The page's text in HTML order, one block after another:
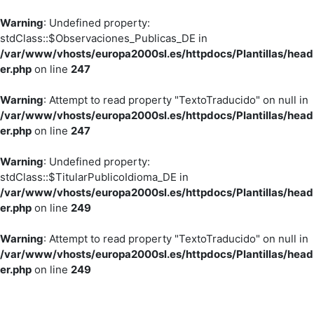
Warning: Undefined property:
stdClass::$Observaciones_Publicas_DE in
/var/www/vhosts/europa2000sl.es/httpdocs/Plantillas/head
er.php on line 247
Warning: Attempt to read property "TextoTraducido" on null in
/var/www/vhosts/europa2000sl.es/httpdocs/Plantillas/head
er.php on line 247
Warning: Undefined property:
stdClass::$TitularPublicoIdioma_DE in
/var/www/vhosts/europa2000sl.es/httpdocs/Plantillas/head
er.php on line 249
Warning: Attempt to read property "TextoTraducido" on null in
/var/www/vhosts/europa2000sl.es/httpdocs/Plantillas/head
er.php on line 249